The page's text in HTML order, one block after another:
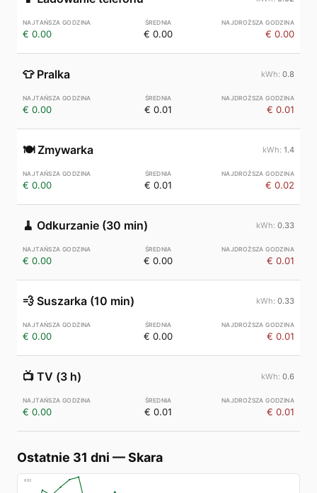
€ 0.00 € 0.00 € 0.00
👕 Pralka 0.8
€ 0.00 € 0.01 € 0.01
🍽️ Zmywarka 1.4
€ 0.00 € 0.01 € 0.02
🧹 Odkurzanie (30 min) 0.33
€ 0.00 € 0.00 € 0.01
💨 Suszarka (10 min) 0.33
€ 0.00 € 0.00 € 0.01
📺 TV (3 h) 0.6
€ 0.00 € 0.01 € 0.01
Ostatnie 31 dni —Skara
€83